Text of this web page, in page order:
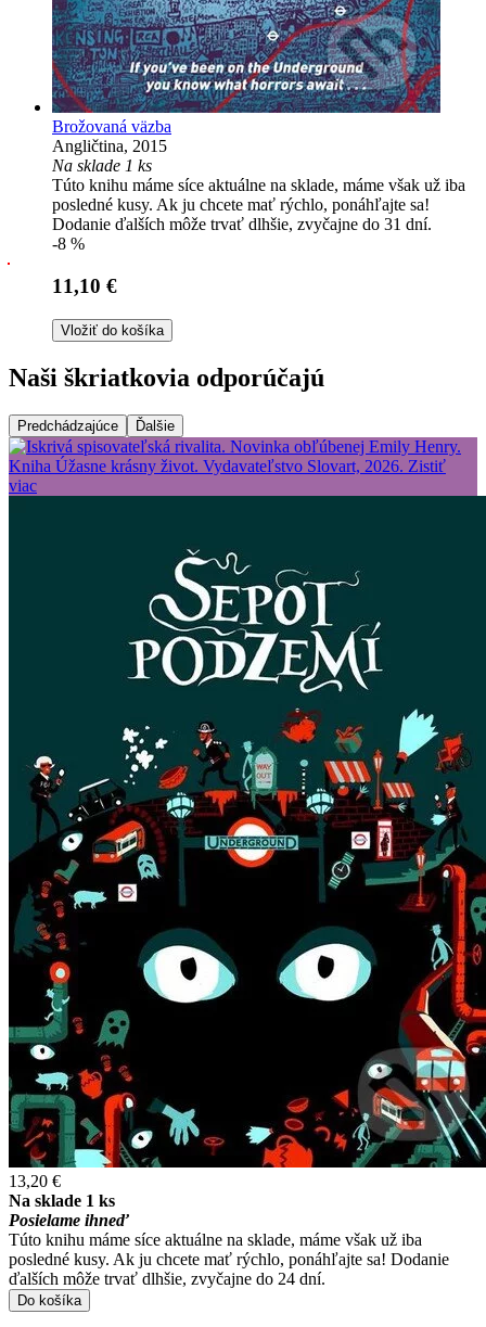
Brožovaná väzba
Angličtina, 2015
Na sklade 1 ks
Túto knihu máme síce aktuálne na sklade, máme však už iba
posledné kusy. Ak ju chcete mať rýchlo, ponáhľajte sa!
Dodanie ďalších môže trvať dlhšie, zvyčajne do 31 dní.
-8 %
11,10 €
Vložiť do košíka
Naši škriatkovia odporúčajú
Predchádzajúce Ďalšie
13,20 €
Na sklade 1 ks
Posielame ihneď
Túto knihu máme síce aktuálne na sklade, máme však už iba
posledné kusy. Ak ju chcete mať rýchlo, ponáhľajte sa! Dodanie
ďalších môže trvať dlhšie, zvyčajne do 24 dní.
Do košíka